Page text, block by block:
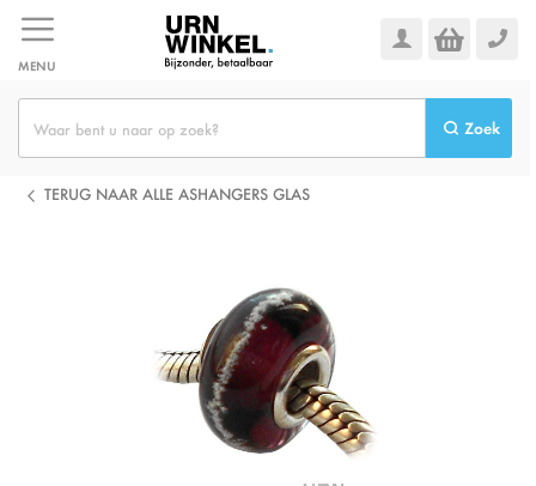
naar
de
inhoud
MENU
Zoek
TERUG NAAR ALLE ASHANGERS GLAS